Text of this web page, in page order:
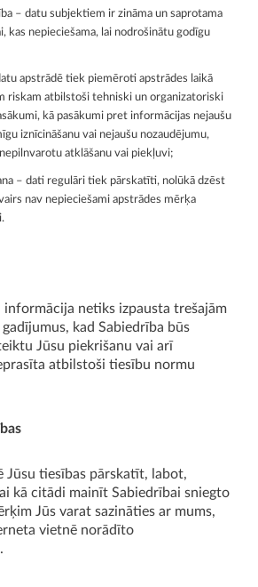
– datu subjektiem ir zināma un saprotama
kas nepieciešama, lai nodrošinātu godīgu
apstrādē tiek piemēroti apstrādes laikā
riskam atbilstoši tehniski un organizatoriski
kā pasākumi pret informācijas nejaušu
iznīcināšanu vai nejaušu nozaudējumu,
atklāšanu vai piekļuvi;
– dati regulāri tiek pārskatīti, nolūkā dzēst
nav nepieciešami apstrādes mērķa
informācija netiks izpausta trešajām
kad Sabiedrība būs
Jūsu piekrišanu vai arī
atbilstoši tiesību normu
Jūsu tiesības pārskatīt, labot,
kā citādi mainīt Sabiedrībai sniegto
Jūs varat sazināties ar mums,
vietnē norādīto